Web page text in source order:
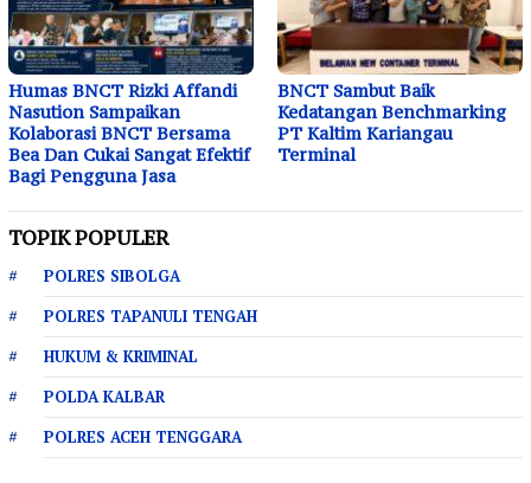
Humas BNCT Rizki Affandi
Nasution Sampaikan
Kolaborasi BNCT Bersama
Bea Dan Cukai Sangat Efektif
Bagi Pengguna Jasa
BNCT Sambut Baik
Kedatangan Benchmarking
PT Kaltim Kariangau
Terminal
TOPIK POPULER
POLRES SIBOLGA
POLRES TAPANULI TENGAH
HUKUM & KRIMINAL
POLDA KALBAR
POLRES ACEH TENGGARA